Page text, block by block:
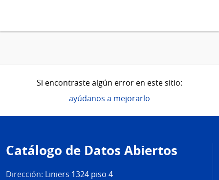
Si encontraste algún error en este sitio:
ayúdanos a mejorarlo
de
página
Catálogo de Datos Abiertos
Dirección: Liniers 1324 piso 4